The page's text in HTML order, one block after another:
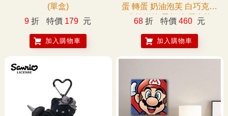
(單盒)
9 折 特價 179 元
加入購物車
蛋 轉蛋 奶油泡芙 白巧克力
小熊餅乾 雷根糖 馬卡龍
68 折 特價 460 元
加入購物車